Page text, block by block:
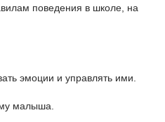
поведения в школе, на
эмоции и управлять ими.
малыша.